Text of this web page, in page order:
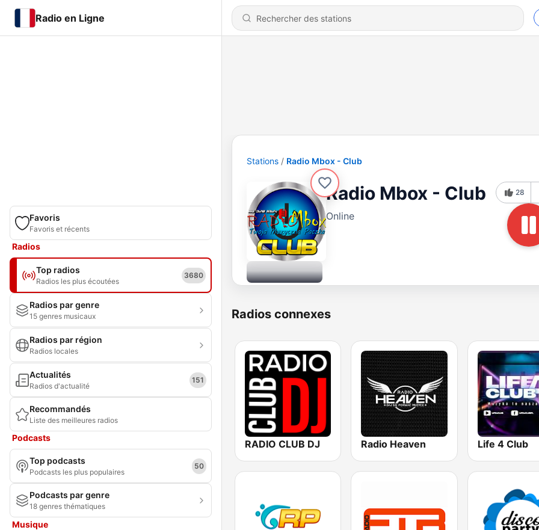
Radio en Ligne
Favoris
Favoris et récents
Radios
Top radios
Radios les plus écoutées
3680
Radios par genre
15 genres musicaux
Radios par région
Radios locales
Actualités
Radios d'actualité
151
Recommandés
Liste des meilleures radios
Podcasts
Top podcasts
Podcasts les plus populaires
50
Podcasts par genre
18 genres thématiques
Musique
Stations Radio Mbox - Club
Radio Mbox - Club
Online
28
Radios connexes
RADIO CLUB DJ Radio Heaven Life 4 Club